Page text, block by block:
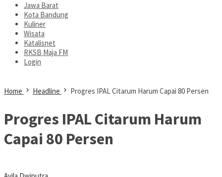
Jawa Barat
Kota Bandung
Kuliner
Wisata
Katalisnet
RKSB Maja FM
Login
Home Headline Progres IPAL Citarum Harum Capai 80 Persen
Progres IPAL Citarum Harum
Capai 80 Persen